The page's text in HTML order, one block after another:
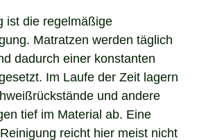
ist die regelmäßige
Matratzen werden täglich
dadurch einer konstanten
Im Laufe der Zeit lagern
und andere
tief im Material ab. Eine
reicht hier meist nicht